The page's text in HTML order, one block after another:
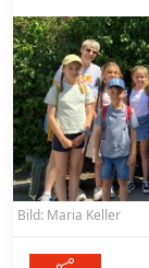
Bild: Maria Keller